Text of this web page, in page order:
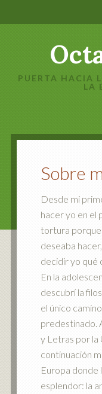
PUERTA HACIA
LA
Sobre
Desde mi
hacer yo en el
tortura porque
deseaba
decidir yo qué
En la
descubrí la
el único
predestinado.
y Letras por la
continuación
Europa donde
esplendor: la